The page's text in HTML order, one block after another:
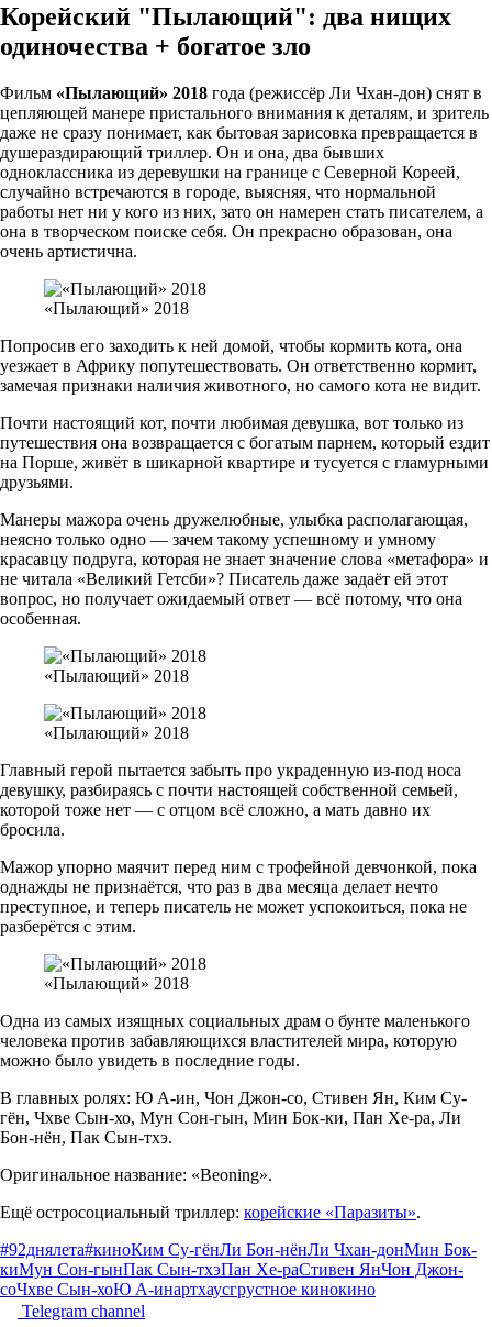
Корейский "Пылающий": два нищих
одиночества + богатое зло
Фильм «Пылающий» 2018 года (режиссёр Ли Чхан-дон) снят в
цепляющей манере пристального внимания к деталям, и зритель
даже не сразу понимает, как бытовая зарисовка превращается в
душераздирающий триллер. Он и она, два бывших
одноклассника из деревушки на границе с Северной Кореей,
случайно встречаются в городе, выясняя, что нормальной
работы нет ни у кого из них, зато он намерен стать писателем, а
она в творческом поиске себя. Он прекрасно образован, она
очень артистична.
«Пылающий» 2018
Попросив его заходить к ней домой, чтобы кормить кота, она
уезжает в Африку попутешествовать. Он ответственно кормит,
замечая признаки наличия животного, но самого кота не видит.
Почти настоящий кот, почти любимая девушка, вот только из
путешествия она возвращается с богатым парнем, который ездит
на Порше, живёт в шикарной квартире и тусуется с гламурными
друзьями.
Манеры мажора очень дружелюбные, улыбка располагающая,
неясно только одно — зачем такому успешному и умному
красавцу подруга, которая не знает значение слова «метафора» и
не читала «Великий Гетсби»? Писатель даже задаёт ей этот
вопрос, но получает ожидаемый ответ — всё потому, что она
особенная.
«Пылающий» 2018
«Пылающий» 2018
Главный герой пытается забыть про украденную из-под носа
девушку, разбираясь с почти настоящей собственной семьей,
которой тоже нет — с отцом всё сложно, а мать давно их
бросила.
Мажор упорно маячит перед ним с трофейной девчонкой, пока
однажды не признаётся, что раз в два месяца делает нечто
преступное, и теперь писатель не может успокоиться, пока не
разберётся с этим.
«Пылающий» 2018
Одна из самых изящных социальных драм о бунте маленького
человека против забавляющихся властителей мира, которую
можно было увидеть в последние годы.
В главных ролях: Ю А-ин, Чон Джон-со, Стивен Ян, Ким Су-
гён, Чхве Сын-хо, Мун Сон-гын, Мин Бок-ки, Пан Хе-ра, Ли
Бон-нён, Пак Сын-тхэ.
Оригинальное название: «Beoning».
Ещё остросоциальный триллер: корейские «Паразиты».
#92днялета#киноКим Су-гёнЛи Бон-нёнЛи Чхан-донМин Бок-
киМун Сон-гынПак Сын-тхэПан Хе-раСтивен ЯнЧон Джон-
соЧхве Сын-хоЮ А-инартхаусгрустное кинокино
Telegram channel